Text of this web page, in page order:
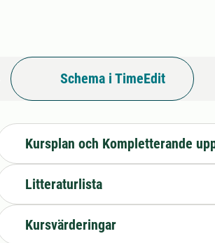
Schema i TimeEdit
Kursplan och Kompletterande
Litteraturlista
Kursvärderingar